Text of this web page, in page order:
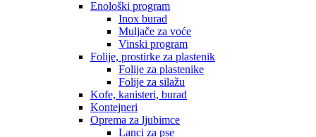
Enološki program
Inox burad
Muljače za voće
Vinski program
Folije, prostirke za plastenik
Folije za plastenike
Folije za silažu
Kofe, kanisteri, burad
Kontejneri
Oprema za ljubimce
Lanci za pse